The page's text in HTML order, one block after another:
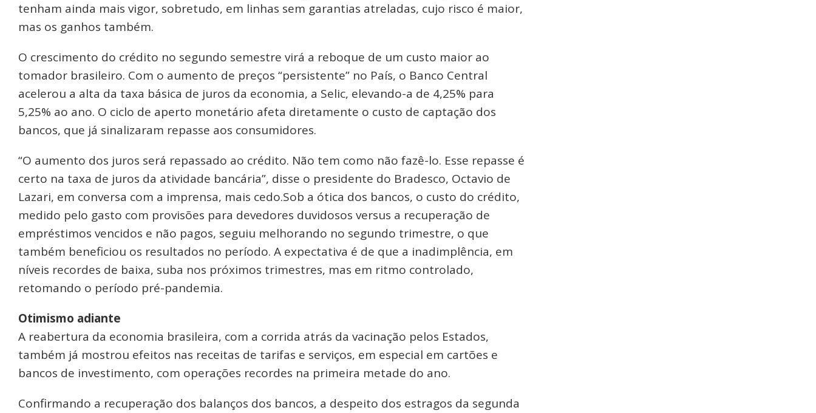
tenham ainda mais vigor, sobretudo, em linhas sem garantias atreladas, cujo risco é maior,
mas os ganhos também.
O crescimento do crédito no segundo semestre virá a reboque de um custo maior ao
tomador brasileiro. Com o aumento de preços “persistente” no País, o Banco Central
acelerou a alta da taxa básica de juros da economia, a Selic, elevando-a de 4,25% para
5,25% ao ano. O ciclo de aperto monetário afeta diretamente o custo de captação dos
bancos, que já sinalizaram repasse aos consumidores.
“O aumento dos juros será repassado ao crédito. Não tem como não fazê-lo. Esse repasse é
certo na taxa de juros da atividade bancária”, disse o presidente do Bradesco, Octavio de
Lazari, em conversa com a imprensa, mais cedo.Sob a ótica dos bancos, o custo do crédito,
medido pelo gasto com provisões para devedores duvidosos versus a recuperação de
empréstimos vencidos e não pagos, seguiu melhorando no segundo trimestre, o que
também beneficiou os resultados no período. A expectativa é de que a inadimplência, em
níveis recordes de baixa, suba nos próximos trimestres, mas em ritmo controlado,
retomando o período pré-pandemia.
Otimismo adiante
A reabertura da economia brasileira, com a corrida atrás da vacinação pelos Estados,
também já mostrou efeitos nas receitas de tarifas e serviços, em especial em cartões e
bancos de investimento, com operações recordes na primeira metade do ano.
Confirmando a recuperação dos balanços dos bancos, a despeito dos estragos da segunda